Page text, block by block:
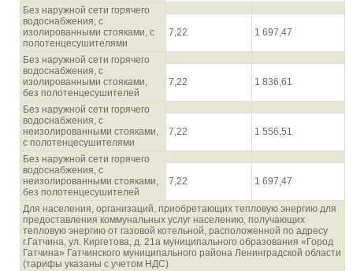
Без наружной сети горячего
водоснабжения, с
изолированными стояками, с
полотенцесушителями
7,22 1 697,47
Без наружной сети горячего
водоснабжения, с
изолированными стояками,
без полотенцесушителей
7,22 1 836,61
Без наружной сети горячего
водоснабжения, с
неизолированными стояками,
с полотенцесушителями
7,22 1 556,51
Без наружной сети горячего
водоснабжения, с
неизолированными стояками,
без полотенцесушителей
7,22 1 697,47
Для населения, организаций, приобретающих тепловую энергию для
предоставления коммунальных услуг населению, получающих
тепловую энергию от газовой котельной, расположенной по адресу
г.Гатчина, ул. Киргетова, д. 21а муниципального образования «Город
Гатчина» Гатчинского муниципального района Ленинградской области
(тарифы указаны с учетом НДС)